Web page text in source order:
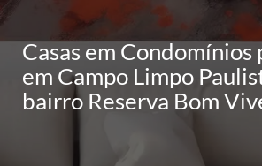
Casas em Condomínios
em Campo Limpo
bairro Reserva Bom